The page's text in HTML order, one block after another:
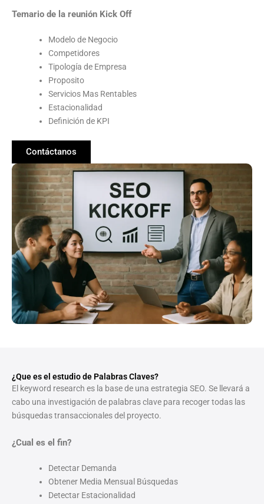
Temario de la reunión Kick Off
Modelo de Negocio
Competidores
Tipología de Empresa
Proposito
Servicios Mas Rentables
Estacionalidad
Definición de KPI
Contáctanos
¿Que es el estudio de Palabras Claves?
El keyword research es la base de una estrategia SEO. Se llevará a
cabo una investigación de palabras clave para recoger todas las
búsquedas transaccionales del proyecto.
¿Cual es el fin?
Detectar Demanda
Obtener Media Mensual Búsquedas
Detectar Estacionalidad